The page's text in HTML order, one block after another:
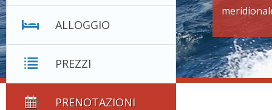
ALLOGGIO
PREZZI
PRENOTAZIONI